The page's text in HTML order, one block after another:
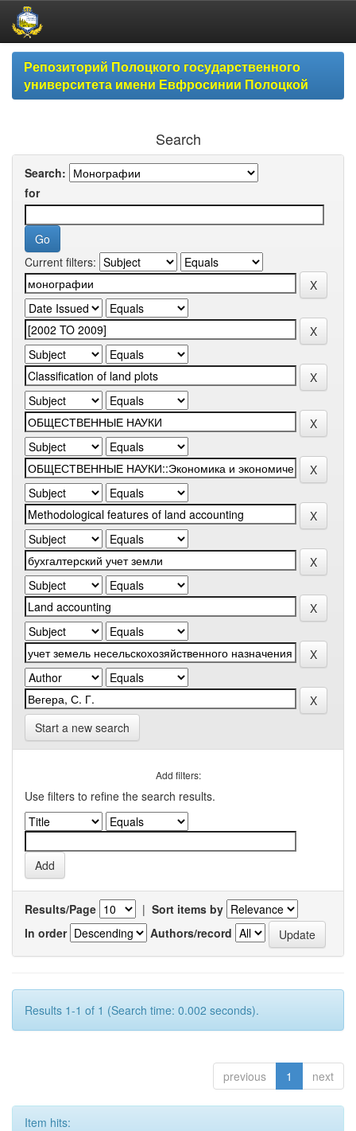
Skip
navigationРепозиторий Полоцкого государственного
университета имени Евфросинии Полоцкой
Search
Search:
for
Current filters:
Start a new search
Add filters:
Use filters to refine the search results.
Results/Page | Sort items by
In order
Authors/record
Results 1-1 of 1 (Search time: 0.002 seconds).
previous 1 next
Item hits: